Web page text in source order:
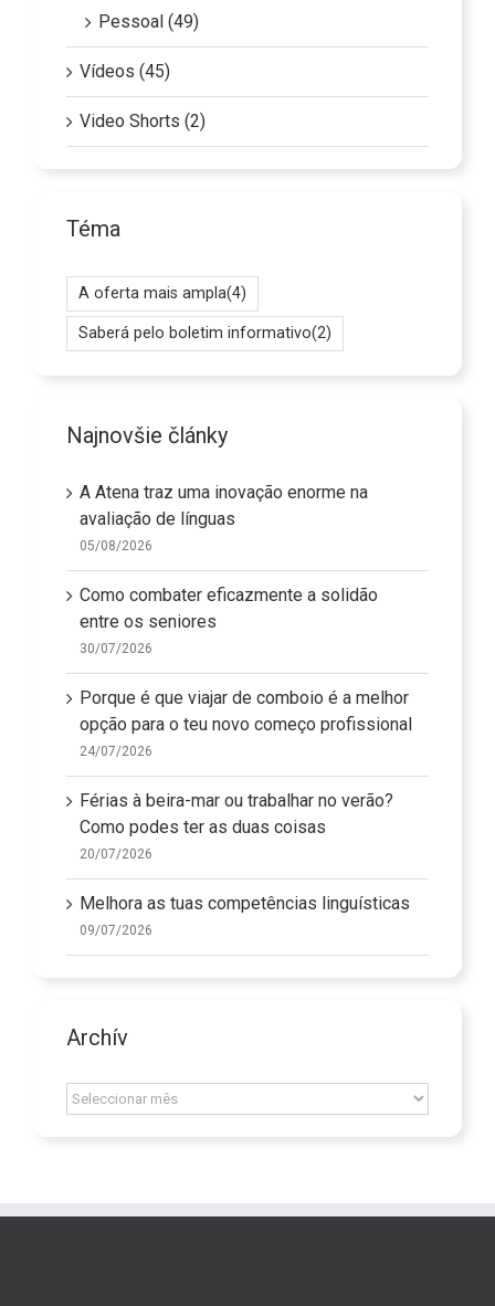
Pessoal (49)
Vídeos (45)
Video Shorts (2)
Téma
A oferta mais ampla(4)
Saberá pelo boletim informativo(2)
Najnovšie články
A Atena traz uma inovação enorme na
avaliação de línguas
05/08/2026
Como combater eficazmente a solidão
entre os seniores
30/07/2026
Porque é que viajar de comboio é a melhor
opção para o teu novo começo profissional
24/07/2026
Férias à beira-mar ou trabalhar no verão?
Como podes ter as duas coisas
20/07/2026
Melhora as tuas competências linguísticas
09/07/2026
Archív
Archív